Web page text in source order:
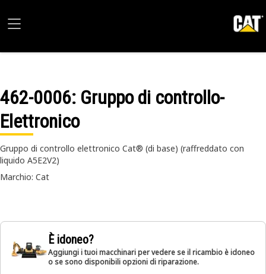
462-0006: Gruppo di controllo-
Elettronico
Gruppo di controllo elettronico Cat® (di base) (raffreddato con
liquido A5E2V2)
Marchio: Cat
È idoneo?
Aggiungi i tuoi macchinari per vedere se il ricambio è idoneo
o se sono disponibili opzioni di riparazione.